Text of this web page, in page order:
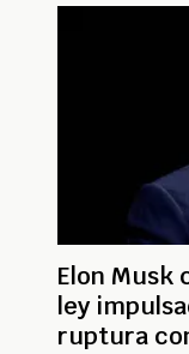
Elon Musk
ley impulsado por Trump y anuncia
ruptura